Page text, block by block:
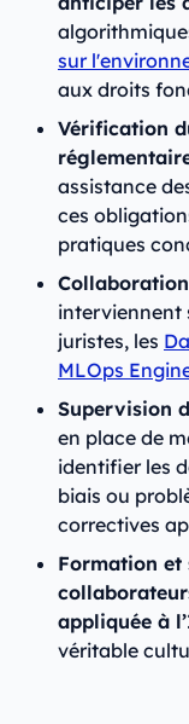
sur
aux droits
Vérification
assistance
ces
pratiques
interviennent
juristes, les
MLOps
Supervision
en place de
identifier les
biais ou
correctives
Formation et
appliquée à
véritable